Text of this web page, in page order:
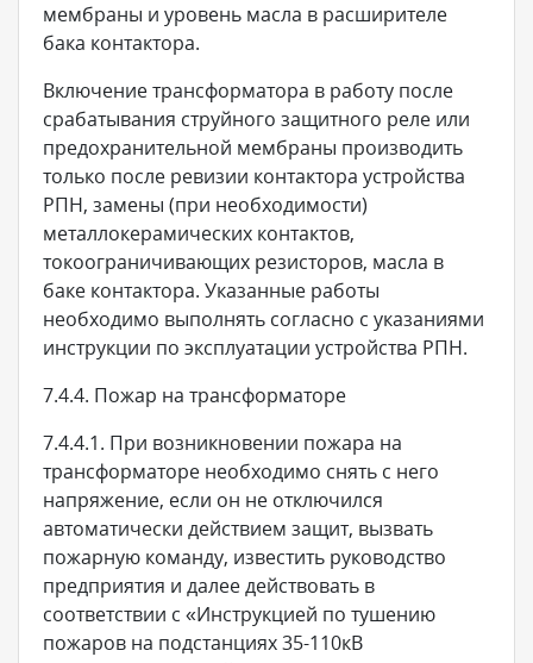
мембраны и уровень масла в расширителе
бака контактора.
Включение трансформатора в работу после
срабатывания струйного защитного реле или
предохранительной мембраны производить
только после ревизии контактора устройства
РПН, замены (при необходимости)
металлокерамических контактов,
токоограничивающих резисторов, масла в
баке контактора. Указанные работы
необходимо выполнять согласно с указаниями
инструкции по эксплуатации устройства РПН.
7.4.4. Пожар на трансформаторе
7.4.4.1. При возникновении пожара на
трансформаторе необходимо снять с него
напряжение, если он не отключился
автоматически действием защит, вызвать
пожарную команду, известить руководство
предприятия и далее действовать в
соответствии с «Инструкцией по тушению
пожаров на подстанциях 35-110кВ